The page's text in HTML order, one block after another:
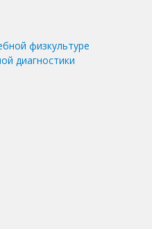
физкультуре
диагностики